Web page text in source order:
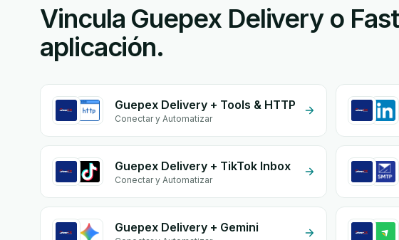
Vincula Guepex Delivery o
aplicación.
Guepex Delivery + Tools & HTTP
Conectar y Automatizar
Guepex Delivery + TikTok Inbox
Conectar y Automatizar
Guepex Delivery + Gemini